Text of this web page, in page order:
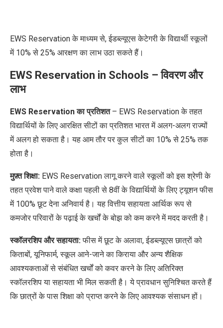
EWS Reservationके माध्यम से,ईडब्ल्यूएस केटेगरी के विद्यार्थी स्कूलों
में 10%से 25% आरक्षण का लाभ उठा सकते हैं।
EWS Reservation in Schools – विवरण और
लाभ
EWS Reservationका प्रतिशत – EWS Reservationके तहत
विद्यार्थियों के लिए आरक्षित सीटों का प्रतिशत भारत में अलग-अलग राज्यों
में अलग हो सकता है। यह आम तौर पर कुल सीटों का 10% से 25% तक
होता है।
मुफ़्त शिक्षा: EWS Reservationलागू करने वाले स्कूलों को इस श्रेणी के
तहत प्रवेश पाने वाले कक्षा पहली से 8वीं के विद्यार्थियों के लिए ट्यूशन फीस
में 100% छूट देना अनिवार्य है। यह वित्तीय सहायता आर्थिक रूप से
कमजोर परिवारों के पढ़ाई के खर्चों के बोझ को कम करने में मदद करती है।
स्कॉलरशिप और सहायता: फीस में छूट के अलावा,ईडब्ल्यूएस छात्रों को
किताबों,यूनिफार्म,स्कूल आने-जाने का किराया और अन्य शैक्षिक
आवश्यकताओं से संबंधित खर्चों को कवर करने के लिए अतिरिक्त
स्कॉलरशिप या सहायता भी मिल सकती है। ये प्रावधान सुनिश्चित करते हैं
कि छात्रों के पास शिक्षा को प्राप्त करने के लिए आवश्यक संसाधन हों।